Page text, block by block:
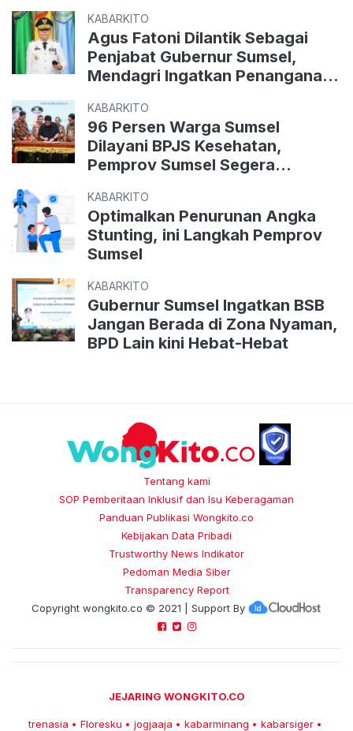
KABARKITO
Agus Fatoni Dilantik Sebagai
Penjabat Gubernur Sumsel,
Mendagri Ingatkan Penanganan
KABARKITO
96 Persen Warga Sumsel
Dilayani BPJS Kesehatan,
Pemprov Sumsel Segera
KTP
KABARKITO
Optimalkan Penurunan Angka
Stunting, ini Langkah Pemprov
Sumsel
KABARKITO
Gubernur Sumsel Ingatkan BSB
Jangan Berada di Zona Nyaman,
BPD Lain kini Hebat-Hebat
Tentang kami
SOP Pemberitaan Inklusif dan Isu Keberagaman
Panduan Publikasi Wongkito.co
Kebijakan Data Pribadi
Trustworthy News Indikator
Pedoman Media Siber
Transparency Report
Copyright wongkito.co © 2021 | Support By
JEJARING WONGKITO.CO
trenasia • Floresku • jogjaaja • kabarminang • kabarsiger •